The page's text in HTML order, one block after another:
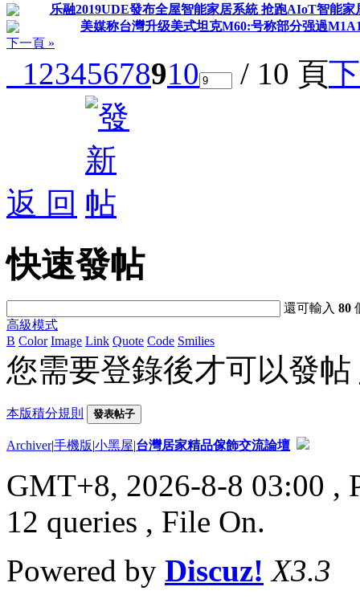
乐融2019UDE發布全屋智能家居系統 抢跑AIoT智能家
美媒称台灣升级美式坦克M60:号称部分强過
下一頁 »
12345678910 / 10 頁
返 回
快速發帖
還可輸入80
高級模式
B Color Image Link Quote Code Smilies
您需要登錄後才可以發帖
本版積分規則 發表帖子
Archiver|手機版|小黑屋|台灣居家精品傢飾交流論壇
GMT+8, 2026-8-8 03:00 ,
12 queries , File On.
Powered by Discuz! X3.3